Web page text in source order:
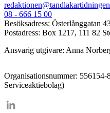
08 - 666 15 00
Besöksadress: Österlånggatan
Postadress: Box 1217, 111 82
Ansvarig utgivare: Anna
Organisationsnummer: 556154-
Serviceaktiebolag)